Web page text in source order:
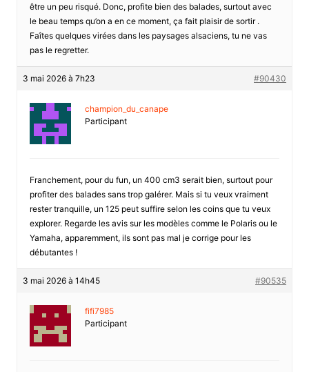
être un peu risqué. Donc, profite bien des balades, surtout avec
le beau temps qu’on a en ce moment, ça fait plaisir de sortir .
Faîtes quelques virées dans les paysages alsaciens, tu ne vas
pas le regretter.
3 mai 2026 à 7h23 #90430
champion_du_canape
Participant
Franchement, pour du fun, un 400 cm3 serait bien, surtout pour
profiter des balades sans trop galérer. Mais si tu veux vraiment
rester tranquille, un 125 peut suffire selon les coins que tu veux
explorer. Regarde les avis sur les modèles comme le Polaris ou le
Yamaha, apparemment, ils sont pas mal je corrige pour les
débutantes !
3 mai 2026 à 14h45 #90535
fifi7985
Participant